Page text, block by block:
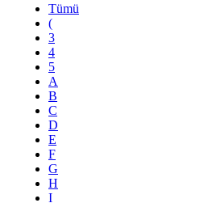
Tümü
(
3
4
5
A
B
C
D
E
F
G
H
I